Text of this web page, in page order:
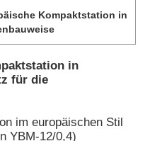
Kompaktstation in
in
für die
im europäischen Stil
YBM-12/0,4)